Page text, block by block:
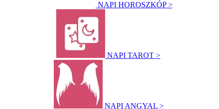
NAPI HOROSZKÓP >
NAPI TAROT >
NAPI ANGYAL >